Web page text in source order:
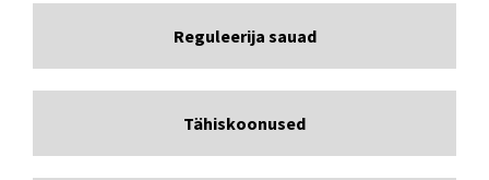
Reguleerija sauad
Tähiskoonused